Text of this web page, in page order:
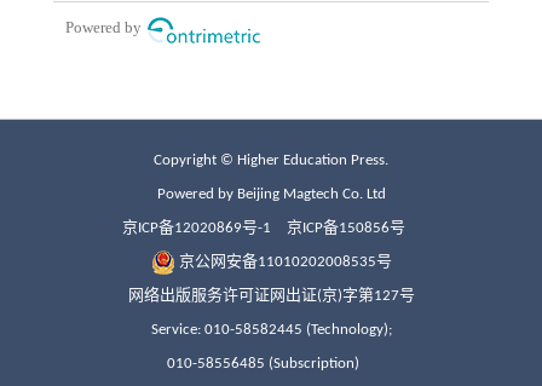
Copyright © Higher Education Press.
Powered by Beijing Magtech Co. Ltd
京ICP备12020869号-1 京ICP备150856号
京公网安备11010202008535号
网络出版服务许可证网出证(京)字第127号
Service: 010-58582445 (Technology);
010-58556485 (Subscription)